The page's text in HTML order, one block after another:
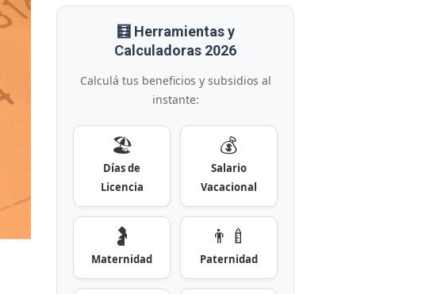
🧮 Herramientas y
Calculadoras 2026
Calculá tus beneficios y subsidios al
instante:
🏖️
Días de
Licencia
💰
Salario
Vacacional
🤰
Maternidad
👨‍🍼
Paternidad